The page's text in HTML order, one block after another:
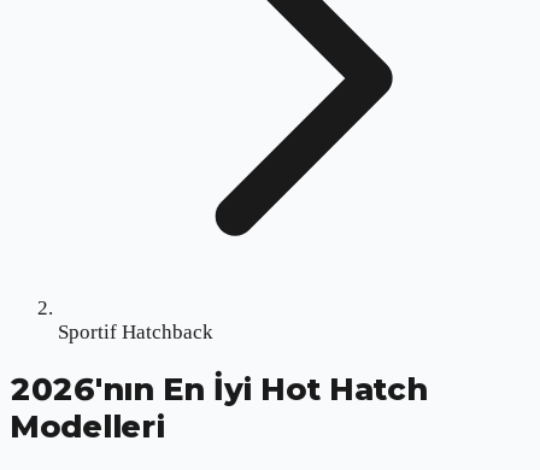
Sportif Hatchback
2026'nın En İyi Hot Hatch
Modelleri